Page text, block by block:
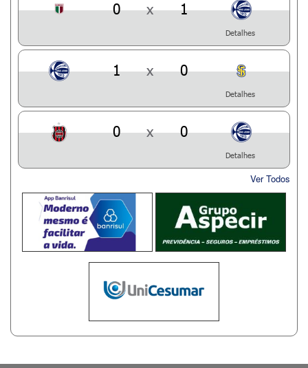
0 x 1
Detalhes
1 x 0
Detalhes
0 x 0
Detalhes
Ver Todos